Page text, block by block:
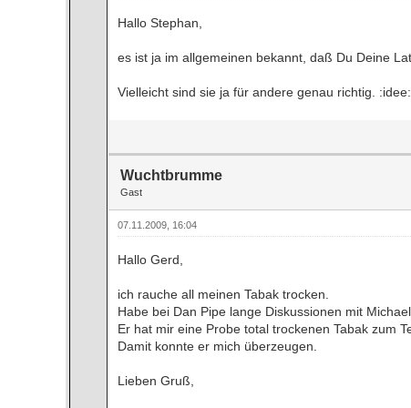
Hallo Stephan,
es ist ja im allgemeinen bekannt, daß Du Deine
Vielleicht sind sie ja für andere genau richtig. :idee:
Wuchtbrumme
Gast
07.11.2009, 16:04
Hallo Gerd,
ich rauche all meinen Tabak trocken.
Habe bei Dan Pipe lange Diskussionen mit
Er hat mir eine Probe total trockenen Tabak zum
Damit konnte er mich überzeugen.
Lieben Gruß,